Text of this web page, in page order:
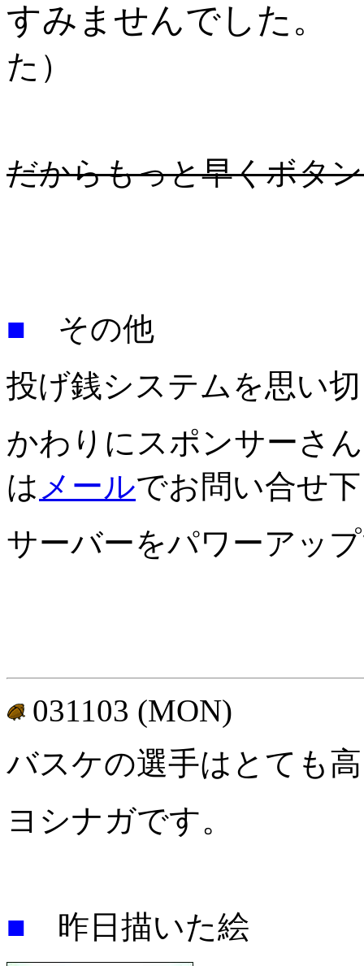
すみませんでした。
た）
だからもっと早くボタ
■ その他
投げ銭システムを思い
かわりにスポンサーさ
は メールでお問い合せ
サーバーをパワーアッ
031103 (MON)
バスケの選手はとても
ヨシナガです。
■ 昨日描いた絵